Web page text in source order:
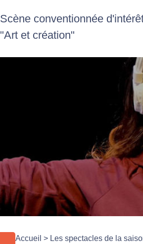
Scène conventionnée
"Art et création"
Accueil > Les spectacles de la